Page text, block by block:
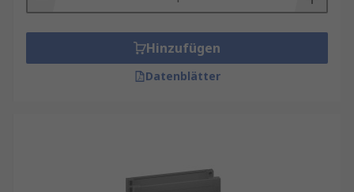
Hinzufügen
Datenblätter